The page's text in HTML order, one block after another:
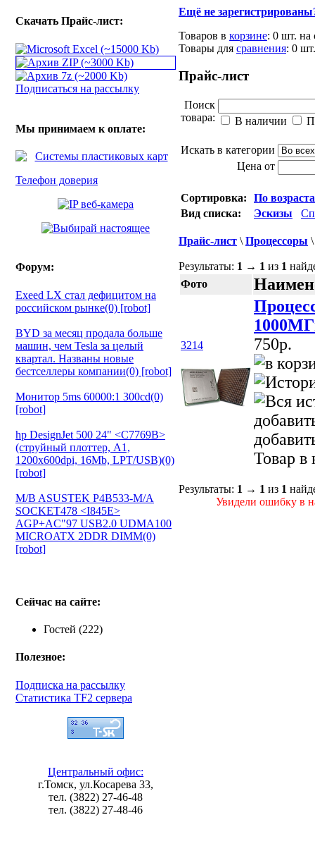
Скачать Прайс-лист:
Подписаться на рассылку
Мы принимаем к оплате:
Телефон доверия
Форум:
Exeed LX стал дефицитом на
российском рынке(0) [robot]
BYD за месяц продала больше
машин, чем Tesla за целый
квартал. Названы новые
бестселлеры компании(0) [robot]
Монитор 5ms 60000:1 300cd(0)
[robot]
hp DesignJet 500 24" <C7769B>
(струйный плоттер, A1,
1200х600dpi, 16Mb, LPT/USB)(0)
[robot]
M/B ASUSTEK P4B533-M/A
SOCKET478 <I845E>
AGP+AC"97 USB2.0 UDMA100
MICROATX 2DDR DIMM(0)
[robot]
Сейчас на сайте:
Гостей (222)
Полезное:
Подписка на рассылку
Статистика TF2 сервера
Центральный офис:
г.Томск, ул.Косарева 33,
тел. (3822) 27-46-48
тел. (3822) 27-48-46
Ещё не
Товаров в корзине: 0 шт. на
Товары для сравнения: 0 шт.
Прайс-лист
Поиск
товара:
В наличии
Искать в категории
Цена от
Сортировка:
По
Вид списка:
Эскизы
Прайс-лист \Процессоры
Результаты: 1 → 1 из 1
Фото
3214
750p.
Товар в
Результаты: 1 → 1 из 1
Увидели ошибку в